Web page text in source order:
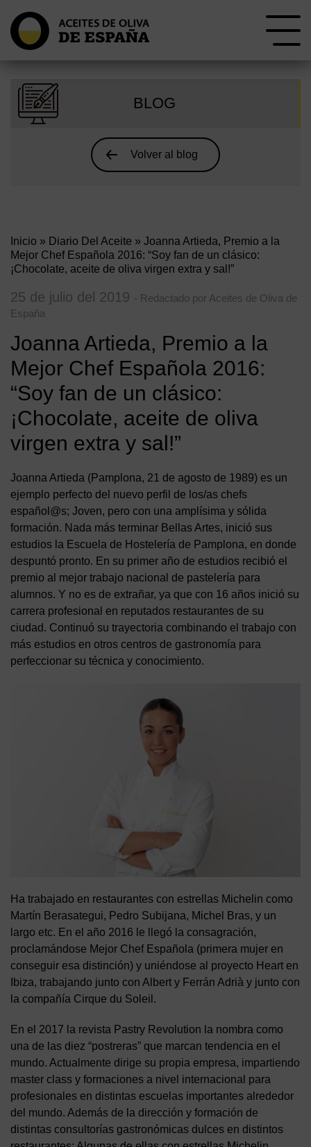
BLOG
Volver al blog
Inicio » Diario Del Aceite » Joanna Artieda, Premio a la
Mejor Chef Española 2016: “Soy fan de un clásico:
¡Chocolate, aceite de oliva virgen extra y sal!”
25 de julio del 2019 - Redactado por Aceites de Oliva de
España
Joanna Artieda, Premio a la
Mejor Chef Española 2016:
“Soy fan de un clásico:
¡Chocolate, aceite de oliva
virgen extra y sal!”
Joanna Artieda (Pamplona, 21 de agosto de 1989) es un
ejemplo perfecto del nuevo perfil de los/as chefs
español@s; Joven, pero con una amplísima y sólida
formación. Nada más terminar Bellas Artes, inició sus
estudios la Escuela de Hostelería de Pamplona, en donde
despuntó pronto. En su primer año de estudios recibió el
premio al mejor trabajo nacional de pastelería para
alumnos. Y no es de extrañar, ya que con 16 años inició su
carrera profesional en reputados restaurantes de su
ciudad. Continuó su trayectoria combinando el trabajo con
más estudios en otros centros de gastronomía para
perfeccionar su técnica y conocimiento.
Ha trabajado en restaurantes con estrellas Michelin como
Martín Berasategui, Pedro Subijana, Michel Bras, y un
largo etc. En el año 2016 le llegó la consagración,
proclamándose Mejor Chef Española (primera mujer en
conseguir esa distinción) y uniéndose al proyecto Heart en
Ibiza, trabajando junto con Albert y Ferrán Adrià y junto con
la compañía Cirque du Soleil.
En el 2017 la revista Pastry Revolution la nombra como
una de las diez “postreras” que marcan tendencia en el
mundo. Actualmente dirige su propia empresa, impartiendo
master class y formaciones a nivel internacional para
profesionales en distintas escuelas importantes alrededor
del mundo. Además de la dirección y formación de
distintas consultorías gastronómicas dulces en distintos